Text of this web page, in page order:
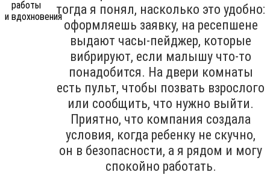
тогда я понял, насколько это удобно:
оформляешь заявку, на ресепшене
выдают часы-пейджер, которые
вибрируют, если малышу что-то
понадобится. На двери комнаты
есть пульт, чтобы позвать взрослого
или сообщить, что нужно выйти.
Приятно, что компания создала
условия, когда ребенку не скучно,
он в безопасности, а я рядом и могу
спокойно работать.